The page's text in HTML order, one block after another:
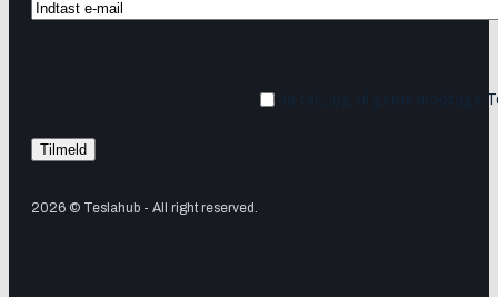
Ja tak, jeg vil gerne modtage
2026 © Teslahub - All right reserved.